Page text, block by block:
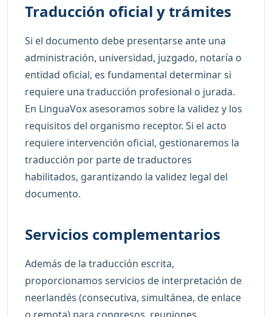
Traducción oficial y trámites
Si el documento debe presentarse ante una
administración, universidad, juzgado, notaría o
entidad oficial, es fundamental determinar si
requiere una traducción profesional o jurada.
En LinguaVox asesoramos sobre la validez y los
requisitos del organismo receptor. Si el acto
requiere intervención oficial, gestionaremos la
traducción por parte de traductores
habilitados, garantizando la validez legal del
documento.
Servicios complementarios
Además de la traducción escrita,
proporcionamos servicios de interpretación de
neerlandés (consecutiva, simultánea, de enlace